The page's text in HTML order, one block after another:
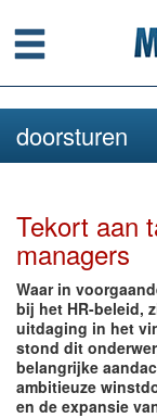
Menu
doorsturen
Tekort aan
managers
Waar in
bij het HR-beleid,
uitdaging in het
stond dit
belangrijke
ambitieuze
en de expansie